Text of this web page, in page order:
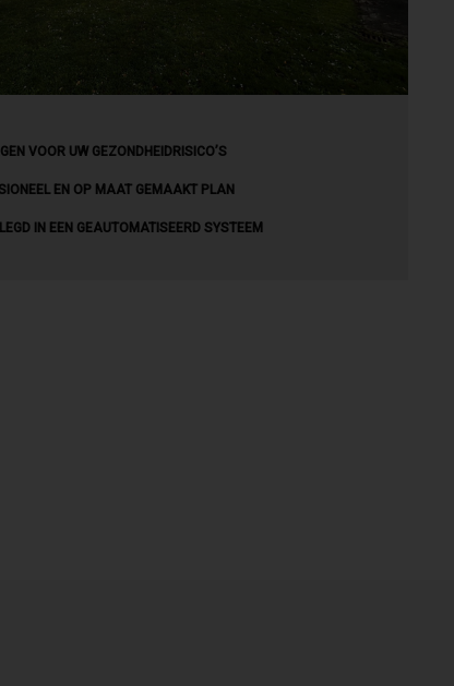
VOOR UW GEZONDHEIDRISICO’S
EN OP MAAT GEMAAKT PLAN
IN EEN GEAUTOMATISEERD SYSTEEM